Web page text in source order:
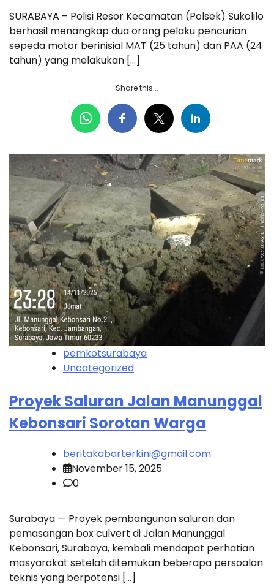
SURABAYA – Polisi Resor Kecamatan (Polsek) Sukolilo
berhasil menangkap dua orang pelaku pencurian
sepeda motor berinisial MAT (25 tahun) dan PAA (24
tahun) yang melakukan […]
Share this...
pemkotsurabaya
Uncategorized
Proyek Saluran Jalan Manunggal
Kebonsari Sorotan Warga
beritakabarterkini@gmail.com
November 15, 2025
0
Surabaya — Proyek pembangunan saluran dan
pemasangan box culvert di Jalan Manunggal
Kebonsari, Surabaya, kembali mendapat perhatian
masyarakat setelah ditemukan beberapa persoalan
teknis yang berpotensi […]